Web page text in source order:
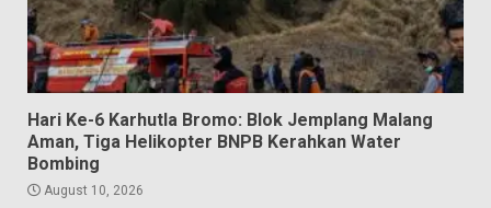
Hari Ke-6 Karhutla Bromo: Blok Jemplang Malang
Aman, Tiga Helikopter BNPB Kerahkan Water
Bombing
August 10, 2026